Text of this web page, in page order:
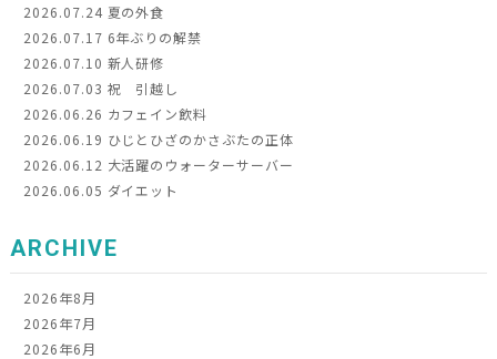
2026.07.24 夏の外食
2026.07.17 6年ぶりの解禁
2026.07.10 新人研修
2026.07.03 祝 引越し
2026.06.26 カフェイン飲料
2026.06.19 ひじとひざのかさぶたの正体
2026.06.12 大活躍のウォーターサーバー
2026.06.05 ダイエット
ARCHIVE
2026年8月
2026年7月
2026年6月